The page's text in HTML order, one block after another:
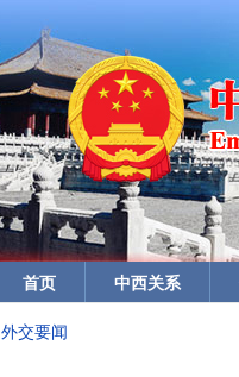
首页 中西关系
外交要闻